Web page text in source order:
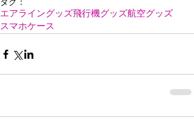
エアライングッズ飛行機グッズ航空グッズ
スマホケース